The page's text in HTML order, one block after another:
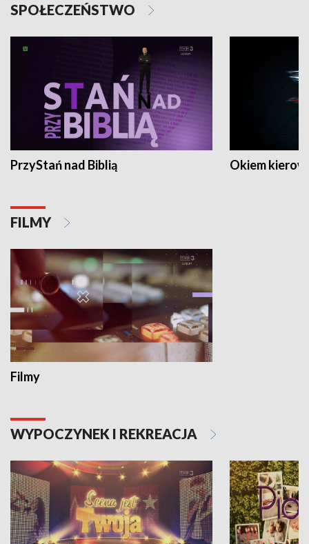
SPOŁECZEŃSTWO
PrzyStań nad Biblią Okiem
FILMY
Filmy
WYPOCZYNEK I REKREACJA